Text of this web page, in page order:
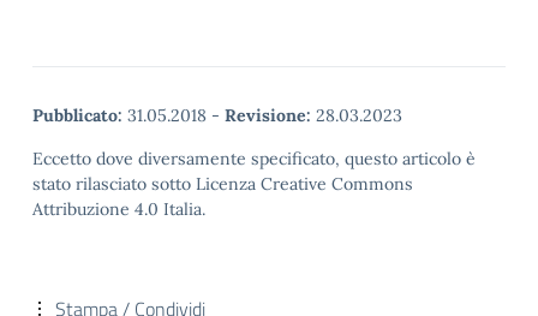
Pubblicato: 31.05.2018 - Revisione: 28.03.2023
Eccetto dove diversamente specificato, questo articolo è
stato rilasciato sotto Licenza Creative Commons
Attribuzione 4.0 Italia.
Stampa / Condividi